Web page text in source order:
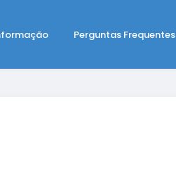
Perguntas Frequentes